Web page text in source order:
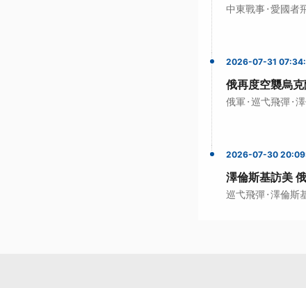
中東戰事·愛國者
2026-07-31
俄再度空襲烏
俄軍 ·巡弋飛彈·
2026-07-30
澤倫斯基訪美
巡弋飛彈·澤倫斯